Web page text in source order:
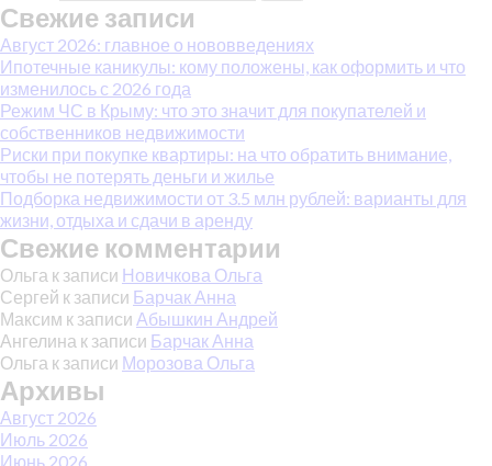
Свежие записи
Август 2026: главное о нововведениях
Ипотечные каникулы: кому положены, как оформить и что
изменилось с 2026 года
Режим ЧС в Крыму: что это значит для покупателей и
собственников недвижимости
Риски при покупке квартиры: на что обратить внимание,
чтобы не потерять деньги и жилье
Подборка недвижимости от 3.5 млн рублей: варианты для
жизни, отдыха и сдачи в аренду
Свежие комментарии
Ольга к записи Новичкова Ольга
Сергей к записи Барчак Анна
Максим к записи Абышкин Андрей
Ангелина к записи Барчак Анна
Ольга к записи Морозова Ольга
Архивы
Август 2026
Июль 2026
Июнь 2026